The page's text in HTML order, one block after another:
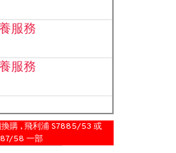
服務
服務
購 , 飛利浦 S7885/53 或
58 一部